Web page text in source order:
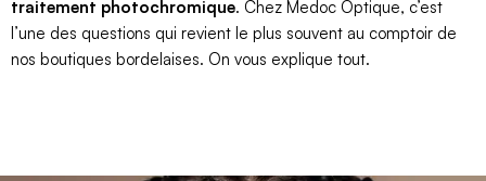
traitement photochromique. Chez Medoc Optique, c’est
l’une des questions qui revient le plus souvent au comptoir de
nos boutiques bordelaises. On vous explique tout.